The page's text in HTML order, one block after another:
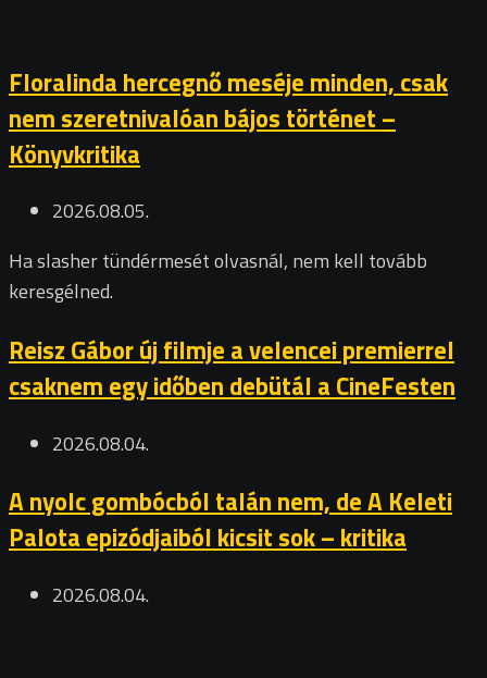
Floralinda hercegnő meséje minden, csak
nem szeretnivalóan bájos történet –
Könyvkritika
2026.08.05.
Ha slasher tündérmesét olvasnál, nem kell tovább
keresgélned.
Reisz Gábor új filmje a velencei premierrel
csaknem egy időben debütál a CineFesten
2026.08.04.
A nyolc gombócból talán nem, de A Keleti
Palota epizódjaiból kicsit sok – kritika
2026.08.04.